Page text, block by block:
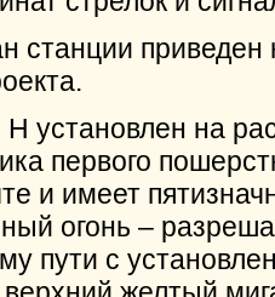
станции
установлен на
первого
и имеет
огонь –
пути с